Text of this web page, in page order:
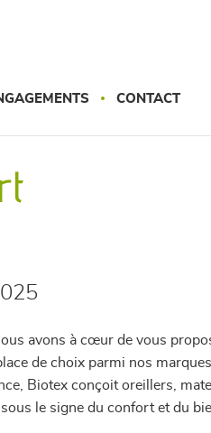
CONTACT
avons à cœur de vous
de choix parmi nos
Biotex conçoit oreillers,
le signe du confort et du